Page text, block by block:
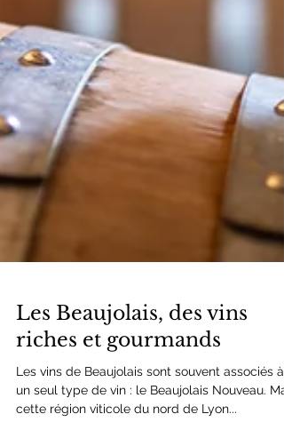
Les Beaujolais, des vins
riches et gourmands
Les vins de Beaujolais sont souvent associés à